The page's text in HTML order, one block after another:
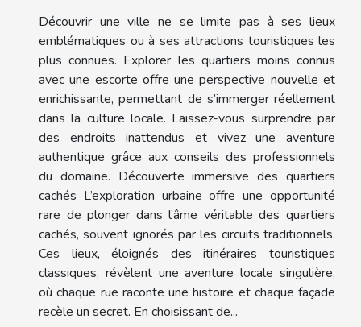
Découvrir une ville ne se limite pas à ses lieux
emblématiques ou à ses attractions touristiques les
plus connues. Explorer les quartiers moins connus
avec une escorte offre une perspective nouvelle et
enrichissante, permettant de s’immerger réellement
dans la culture locale. Laissez-vous surprendre par
des endroits inattendus et vivez une aventure
authentique grâce aux conseils des professionnels
du domaine. Découverte immersive des quartiers
cachés L’exploration urbaine offre une opportunité
rare de plonger dans l’âme véritable des quartiers
cachés, souvent ignorés par les circuits traditionnels.
Ces lieux, éloignés des itinéraires touristiques
classiques, révèlent une aventure locale singulière,
où chaque rue raconte une histoire et chaque façade
recèle un secret. En choisissant de...